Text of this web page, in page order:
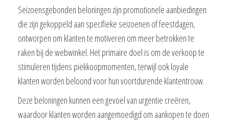
Seizoensgebonden beloningen zijn promotionele aanbiedingen
die zijn gekoppeld aan specifieke seizoenen of feestdagen,
ontworpen om klanten te motiveren om meer betrokken te
raken bij de webwinkel. Het primaire doel is om de verkoop te
stimuleren tijdens piekkoopmomenten, terwijl ook loyale
klanten worden beloond voor hun voortdurende klantentrouw.
Deze beloningen kunnen een gevoel van urgentie creëren,
waardoor klanten worden aangemoedigd om aankopen te doen